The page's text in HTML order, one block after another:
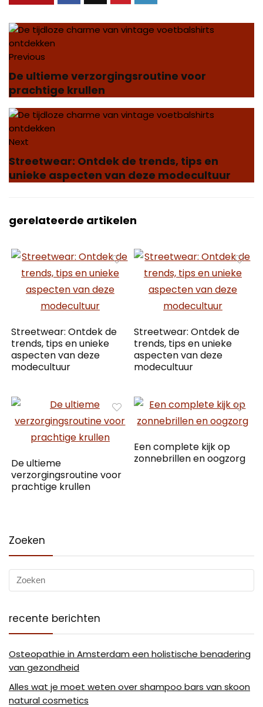
Previous
De ultieme verzorgingsroutine voor
prachtige krullen
Next
Streetwear: Ontdek de trends, tips en
unieke aspecten van deze modecultuur
gerelateerde artikelen
Streetwear: Ontdek de
trends, tips en unieke
aspecten van deze
modecultuur
Streetwear: Ontdek de
trends, tips en unieke
aspecten van deze
modecultuur
De ultieme
verzorgingsroutine voor
prachtige krullen
Een complete kijk op
zonnebrillen en oogzorg
Zoeken
recente berichten
Osteopathie in Amsterdam een holistische benadering
van gezondheid
Alles wat je moet weten over shampoo bars van skoon
natural cosmetics